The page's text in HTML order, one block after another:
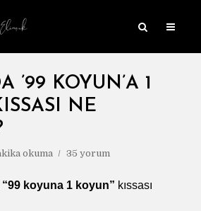
’99 KOYUN’A 1
NE
okuma 35 yorum
“99 koyuna 1 koyun” kıssası